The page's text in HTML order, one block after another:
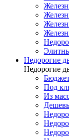
Недорогие
Недорогие
Под
Из